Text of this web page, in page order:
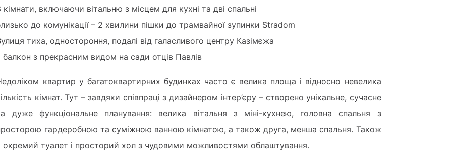
кімнати, включаючи вітальню з місцем для кухні та дві спальні
до комунікації – 2 хвилини пішки до трамвайної зупинки Stradom
тиха, одностороння, подалі від галасливого центру Казімєжа
балкон з прекрасним видом на сади отців Павлів
квартир у багатоквартирних будинках часто є велика площа і відносно невелика
кімнат. Тут – завдяки співпраці з дизайнером інтер’єру – створено унікальне, сучасне
дуже функціональне планування: велика вітальня з міні-кухнею, головна спальня з
гардеробною та суміжною ванною кімнатою, а також друга, менша спальня. Також
окремий туалет і просторий хол з чудовими можливостями облаштування.